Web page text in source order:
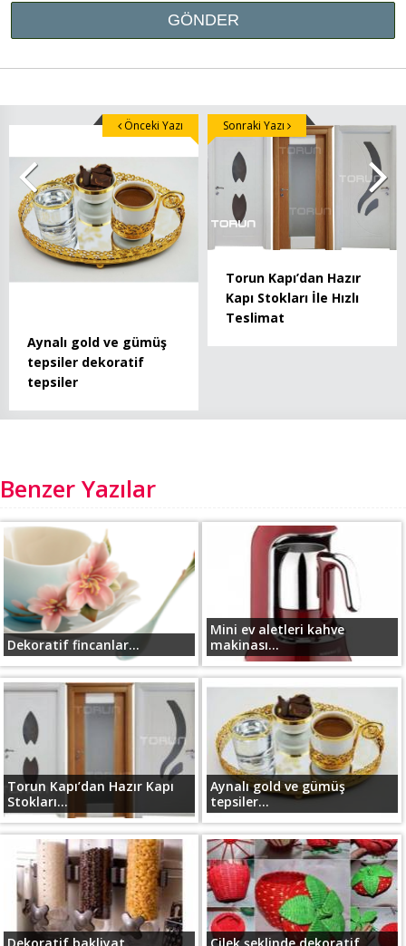
Aynalı gold ve gümüş
tepsiler dekoratif
tepsiler
Önceki Yazı
Torun Kapı’dan Hazır
Kapı Stokları İle Hızlı
Teslimat
Sonraki Yazı
Benzer Yazılar
Dekoratif fincanlar...
Mini ev aletleri kahve
makinası...
Torun Kapı’dan Hazır Kapı
Stokları...
Aynalı gold ve gümüş
tepsiler...